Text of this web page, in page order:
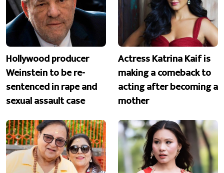
Hollywood producer
Weinstein to be re-
sentenced in rape and
sexual assault case
Actress Katrina Kaif is
making a comeback to
acting after becoming a
mother